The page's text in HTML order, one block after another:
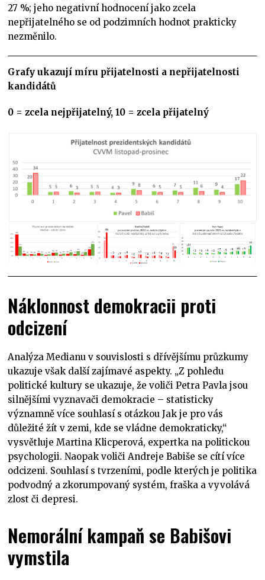
27 %; jeho negativní hodnocení jako zcela
nepřijatelného se od podzimních hodnot prakticky
nezměnilo.
Grafy ukazují míru přijatelnosti a nepřijatelnosti
kandidátů
0 = zcela nejpřijatelný, 10 = zcela přijatelný
Náklonnost demokracii proti
odcizení
Analýza Medianu v souvislosti s dřívějšímu průzkumy
ukazuje však další zajímavé aspekty. „Z pohledu
politické kultury se ukazuje, že voliči Petra Pavla jsou
silnějšími vyznavači demokracie – statisticky
významně více souhlasí s otázkou Jak je pro vás
důležité žít v zemi, kde se vládne demokraticky,“
vysvětluje Martina Klicperová, expertka na politickou
psychologii. Naopak voliči Andreje Babiše se cítí více
odcizeni. Souhlasí s tvrzeními, podle kterých je politika
podvodný a zkorumpovaný systém, fraška a vyvolává
zlost či depresi.
Nemorální kampaň se Babišovi
vymstila